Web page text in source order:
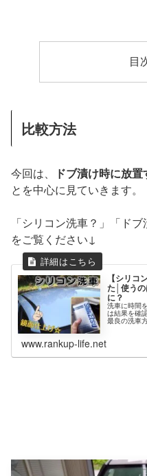
目
比較方法
今回は、 ドブ漬け時に放
とを中心に見ていきます。
「シリコン洗車？」「ド
をご覧ください↓
【シリコ
た│使う
に？
洗車に時間
は結果を確
最良の洗車
www.rankup-life.net